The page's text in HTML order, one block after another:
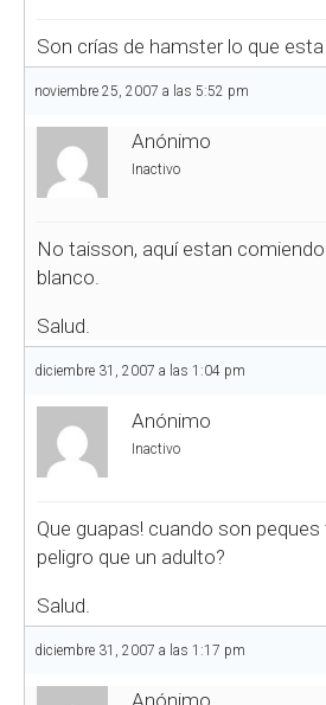
Son crías de hamster lo que
noviembre 25, 2007 a las 5:52 pm
Anónimo
Inactivo
No taisson, aquí estan
blanco.
Salud.
diciembre 31, 2007 a las 1:04 pm
Anónimo
Inactivo
Que guapas! cuando son
peligro que un adulto?
Salud.
diciembre 31, 2007 a las 1:17 pm
Anónimo